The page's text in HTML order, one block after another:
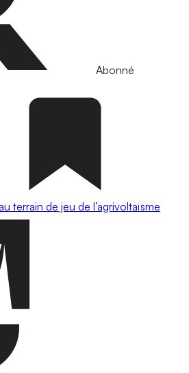
Abonné
terrain de jeu de l’agrivoltaïsme